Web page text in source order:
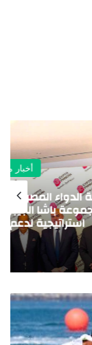
فارما”